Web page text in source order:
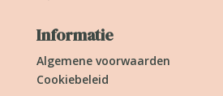
Informatie
Algemene voorwaarden
Cookiebeleid